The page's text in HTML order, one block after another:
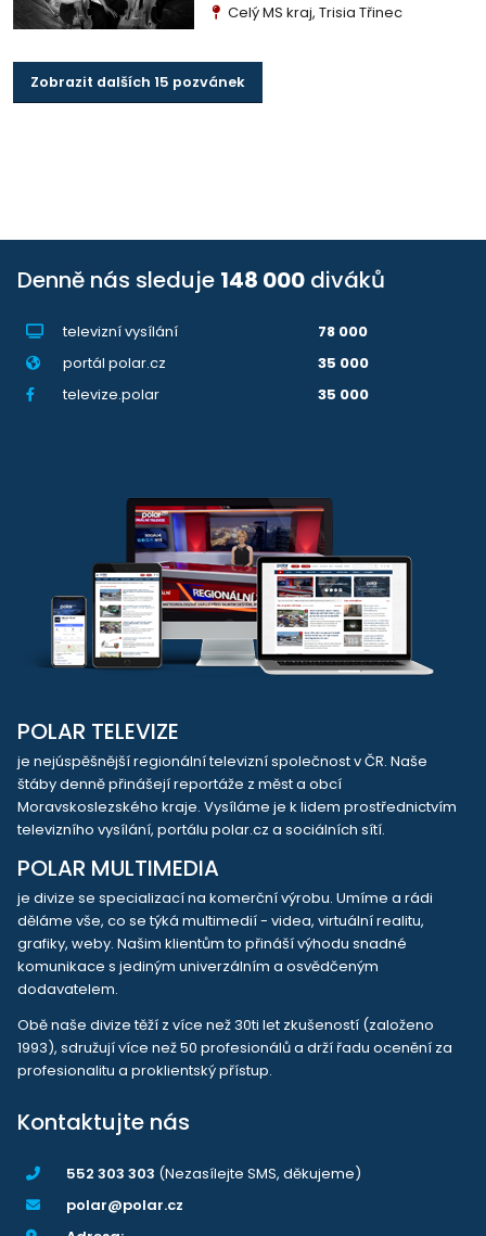
Celý MS kraj, Trisia Třinec
Zobrazit dalších 15 pozvánek
Denně nás sleduje 148 000 diváků
televizní vysílání
78 000
portál polar.cz
35 000
televize.polar
35 000
POLAR TELEVIZE
je nejúspěšnější regionální televizní společnost v ČR. Naše
štáby denně přinášejí reportáže z měst a obcí
Moravskoslezského kraje. Vysíláme je k lidem prostřednictvím
televizního vysílání, portálu polar.cz a sociálních sítí.
POLAR MULTIMEDIA
je divize se specializací na komerční výrobu. Umíme a rádi
děláme vše, co se týká multimedií - videa, virtuální realitu,
grafiky, weby. Našim klientům to přináší výhodu snadné
komunikace s jediným univerzálním a osvědčeným
dodavatelem.
Obě naše divize těží z více než 30ti let zkušeností (založeno
1993), sdružují více než 50 profesionálů a drží řadu ocenění za
profesionalitu a proklientský přístup.
Kontaktujte nás
552 303 303 (Nezasílejte SMS, děkujeme)
polar@polar.cz